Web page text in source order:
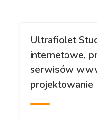
Ultrafiolet
internetowe,
serwisów
projektowanie